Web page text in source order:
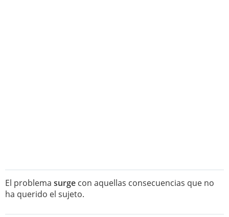
El problema surge con aquellas consecuencias que no
ha querido el sujeto.